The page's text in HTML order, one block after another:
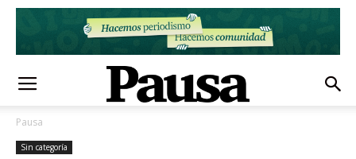
Pausa
Sin categoría